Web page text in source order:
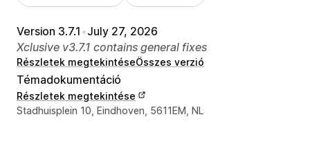
Version 3.7.1 •July 27, 2026
Xclusive v3.7.1 contains general fixes
Részletek megtekintéseÖsszes verzió
Témadokumentáció
Részletek megtekintése
Dizájner kapcsolattartási adatai
Stadhuisplein 10, Eindhoven, 5611EM, NL